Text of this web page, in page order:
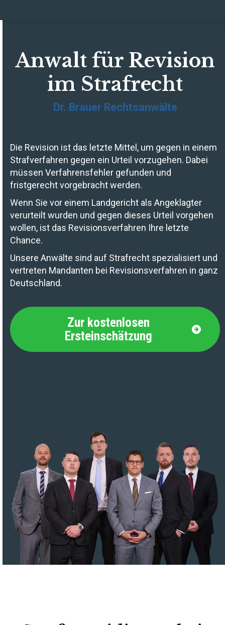
Anwalt für Revision
im Strafrecht
Dr. Brauer Rechtsanwälte
Die Revision ist das letzte Mittel, um gegen in einem
Strafverfahren gegen ein Urteil vorzugehen. Dabei
müssen Verfahrensfehler gefunden und
fristgerecht vorgebracht werden.
Wenn Sie vor einem Landgericht als Angeklagter
verurteilt wurden und gegen dieses Urteil vorgehen
wollen, ist das Revisionsverfahren Ihre letzte
Chance.
Unsere Anwälte sind auf Strafrecht spezialisiert und
vertreten Mandanten bei Revisionsverfahren in ganz
Deutschland.
Zur kostenlosen
Ersteinschätzung